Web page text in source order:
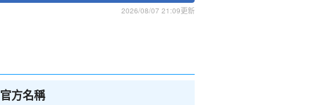
2026/08/07 21:09更新
官方名稱